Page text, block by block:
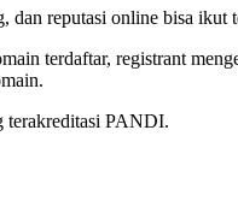
dan reputasi online bisa ikut
terdaftar, registrant
terakreditasi PANDI.